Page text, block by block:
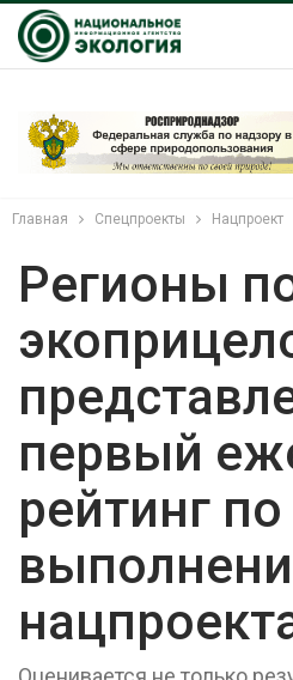
Главная Спецпроекты Нацпроект
Регионы
первый
рейтинг по